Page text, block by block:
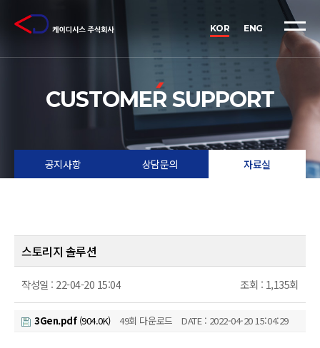
케
이
디
(KDSYS)
데
이
호
·
운
영
기
KOR ENG
CUSTOMER SUPPORT
공지사항 상담문의 자료실
스토리지 솔루션
작성일 : 22-04-20 15:04 조회 : 1,135회
3Gen.pdf(904.0K) 49회 다운로드 DATE : 2022-04-20 15:04:29